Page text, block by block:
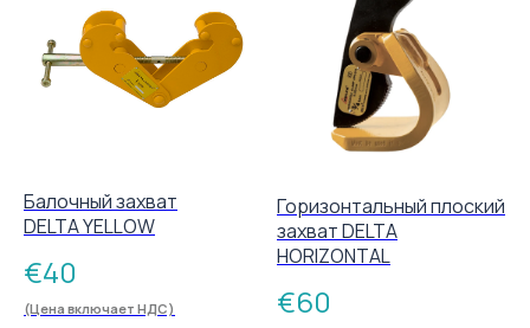
Балочный захват
DELTA YELLOW
€40
(Цена включает НДС)
Горизонтальный плоский
захват DELTA
HORIZONTAL
€60